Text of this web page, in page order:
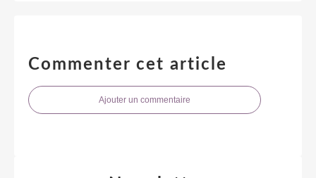
Commenter cet article
Ajouter un commentaire